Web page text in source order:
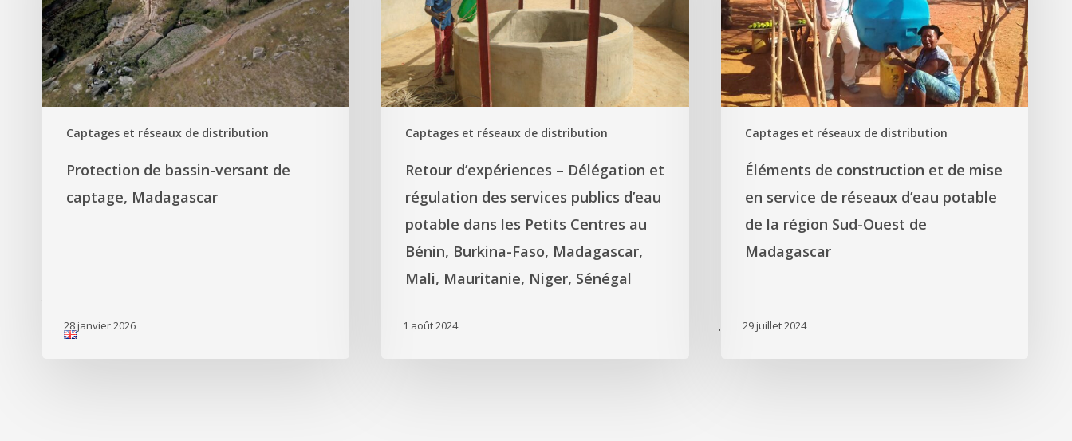
'
Captages et réseaux de distribution
Protection de bassin-versant de
captage, Madagascar
28 janvier 2026 '
Captages et réseaux de distribution
Retour d’expériences – Délégation et
régulation des services publics d’eau
potable dans les Petits Centres au
Bénin, Burkina-Faso, Madagascar,
Mali, Mauritanie, Niger, Sénégal
1 août 2024 '
Captages et réseaux de distribution
Éléments de construction et de mise
en service de réseaux d’eau potable
de la région Sud-Ouest de
Madagascar
29 juillet 2024